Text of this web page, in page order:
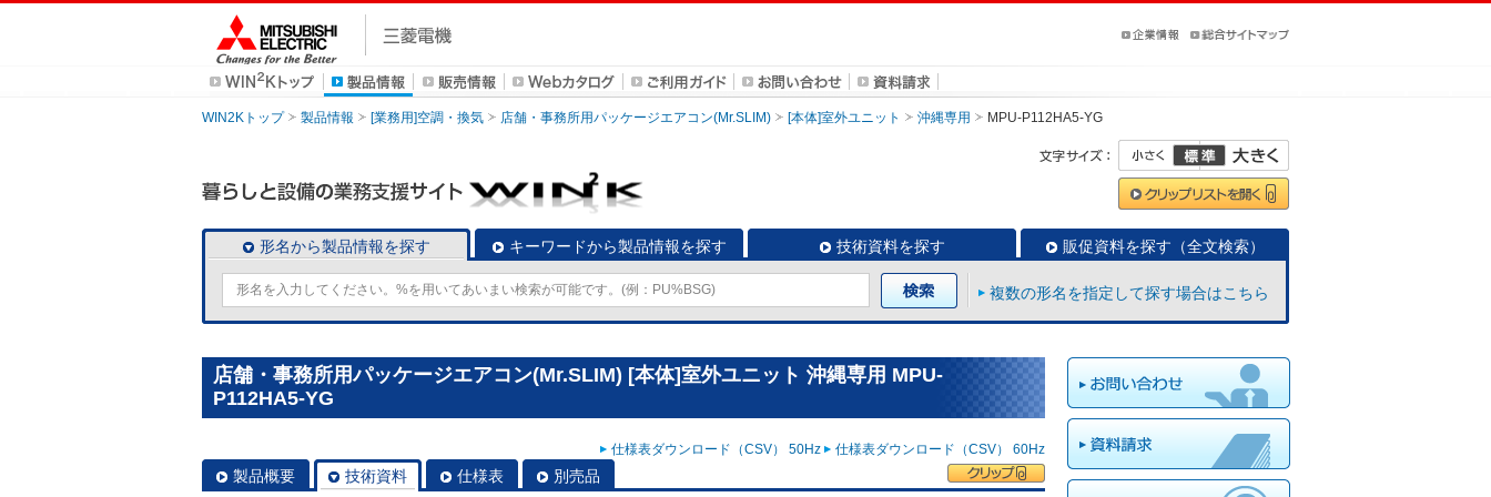
WIN2Kトップ 製品情報 [業務用]空調・換気 店舗・事務所用パッケージエアコン(Mr.SLIM) [本体]室外ユニット 沖縄専用 MPU-P112HA5-YG
形名から製品情報を探す キーワードから製品情報を探す 技術資料を探す 販促資料を探す（全文検索）
複数の形名を指定して探す場合はこちら
店舗・事務所用パッケージエアコン(Mr.SLIM) [本体]室外ユニット 沖縄専用 MPU-
P112HA5-YG
仕様表ダウンロード（CSV） 50Hz 仕様表ダウンロード（CSV） 60Hz
製品概要 技術資料 仕様表 別売品